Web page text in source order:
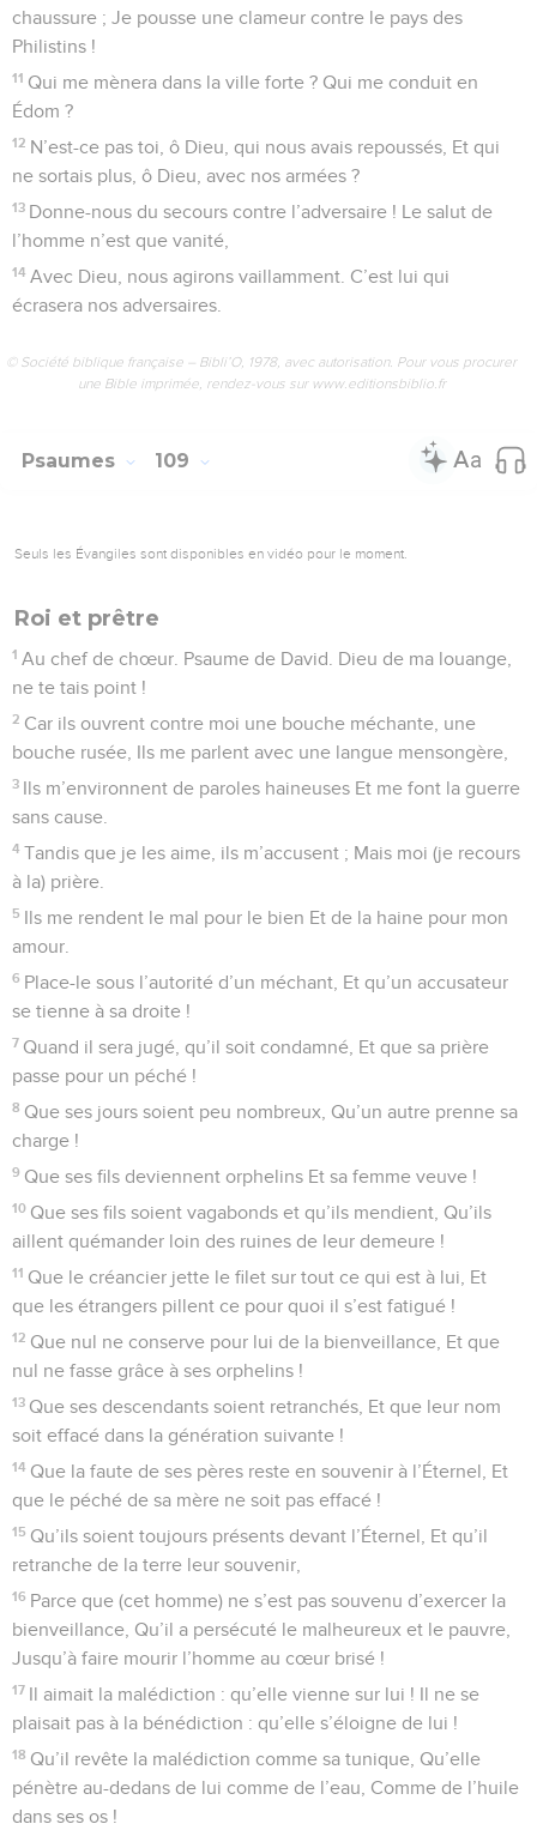
© Société biblique française – Bibli’O, 1978, avec autorisation. Pour vous procurer
Psaumes 110
Seuls les Évangiles sont disponibles en vidéo pour le moment.
Pour commémorer les merveilles du
De David. Psaume. Oracle de l’Éternel à mon Seigneur :
L’Éternel étendra de Sion le sceptre de ta puissance :
rassembles) ton armée Avec des ornements sacrés, du sein
4 L’Éternel l’a juré et ne le regrettera pas : Tu es sacrificateur
pour toujours, A la manière de Melchisédek.
5 Le Seigneur est à ta droite, Il écrase des rois au jour de sa
colère.
6 Il exerce le jugement parmi les nations : (tout est) plein de
cadavres ; Il écrase le chef d’un vaste pays.
7 En chemin il boit au torrent : C’est pourquoi il relève la tête.
© Société biblique française – Bibli’O, 1978, avec autorisation. Pour vous procurer
Psaumes 111
Seuls les Évangiles sont disponibles en vidéo pour le moment.
Le bonheur tranquille des fidèles
1 Louez l’Éternel ! Je célébrerai l’Éternel de tout mon cœur,
Dans l’intimité des hommes droits et dans la communauté.
Les œuvres de l’Éternel sont grandes, Recherchées par
tous ceux qui y prennent plaisir.
Son action est éclat et magnificence, Et sa justice subsiste
à jamais.
Il a laissé un souvenir de ses merveilles ; L’Éternel fait
grâce, il est compatissant.
Il a donné de la nourriture à ceux qui le craignent, Il se
souvient à toujours de son alliance.
Il a révélé à son peuple la puissance de ses œuvres, En lui
livrant l’héritage des nations.
Les œuvres de ses mains, ce sont la vérité et le droit ;
Toutes ses ordonnances sont dignes de foi,
8 A toujours inébranlables, Faites avec vérité et droiture.
Il a envoyé la libération à son peuple, Il a promulgué pour
toujours son alliance : Son nom est saint et redoutable.
10 Le commencement de la sagesse, c’est la crainte de
l’Éternel ; Ils ont du bon sens, tous ceux qui s’en inspirent. Sa
louange subsiste à jamais.